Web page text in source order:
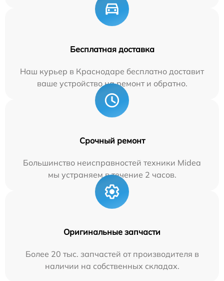
Бесплатная доставка
Наш курьер в Краснодаре бесплатно доставит
ваше устройство на ремонт и обратно.
Срочный ремонт
Большинство неисправностей техники Midea
мы устраняем в течение 2 часов.
Оригинальные запчасти
Более 20 тыс. запчастей от производителя в
наличии на собственных складах.